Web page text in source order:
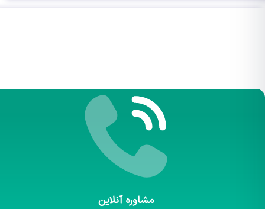
مشاوره آنلاین